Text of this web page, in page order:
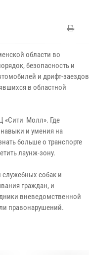
области во
безопасность и
и дрифт-заездов
в областной
«Сити Молл». Где
и умения на
больше о транспорте
лаунж-зону.
собак и
граждан, и
вневедомственной
правонарушений.